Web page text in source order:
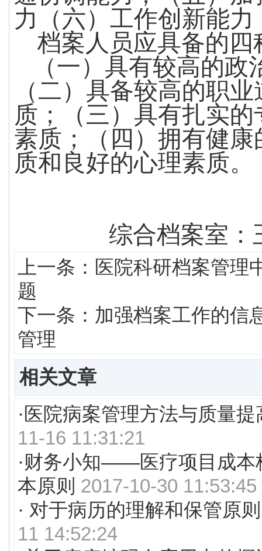
力（六）工作创新能力
档案人员应具备的四
（一）具有较高的政
（二）具备较高的职
质；（三）具有扎实的
素质；（四）拥有健康
质和良好的心理素质。
综合档案室：
上一条： 医院科研档案管理
题
下一条： 加强档案工作的信
管理
相关文章
· 医院病案管理方法与质量提
11-16 11:31:21
·财务小知——医疗项目成本
本原则 2017-10-30 11:53:45
· 对于病历的理解和保管原则
11 14:52:24